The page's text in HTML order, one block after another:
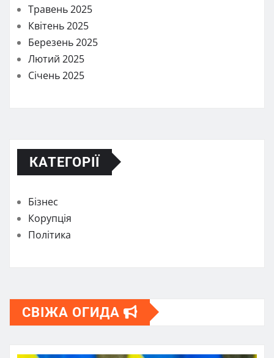
Травень 2025
Квітень 2025
Березень 2025
Лютий 2025
Січень 2025
КАТЕГОРІЇ
Бізнес
Корупція
Політика
СВІЖА ОГИДА